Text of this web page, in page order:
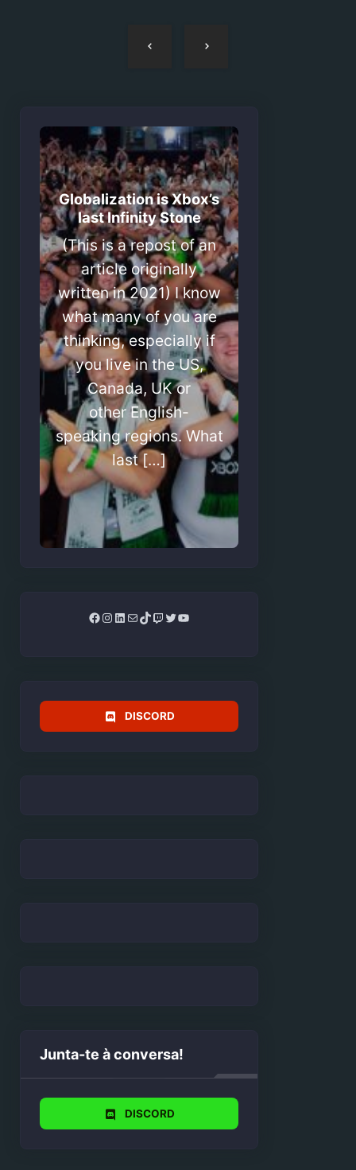
Globalization is Xbox’s
last Infinity Stone
(This is a repost of an
article originally
written in 2021) I know
what many of you are
thinking, especially if
you live in the US,
Canada, UK or
other English-
speaking regions. What
last […]
Facebook
Instagram
LinkedIn
MailTikTok
Twitch
Twitter
YouTube
DISCORD
Junta-te à conversa!
DISCORD